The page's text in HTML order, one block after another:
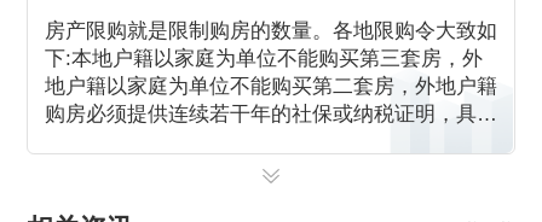
房产限购就是限制购房的数量。各地限购令大致如
下:本地户籍以家庭为单位不能购买第三套房，外
地户籍以家庭为单位不能购买第二套房，外地户籍
购房必须提供连续若干年的社保或纳税证明，具体